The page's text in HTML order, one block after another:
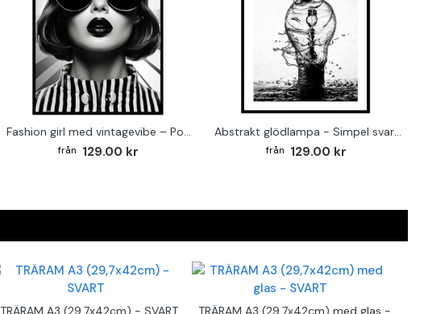
Fashion girl med vintagevibe – Poster för stilmedvetna hem
129.00 kr
Abstrakt glödlampa - Simpel svartvit poster
129.00 kr
TRÄRAM A3 (29,7x42cm) - SVART TRÄRAM A3 (29,7x42cm) med glas -